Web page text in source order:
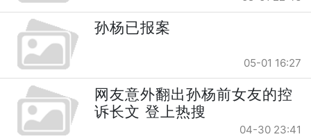
孙杨已报案
05-01 16:27
网友意外翻出孙杨前女友的控
诉长文 登上热搜
04-30 23:41